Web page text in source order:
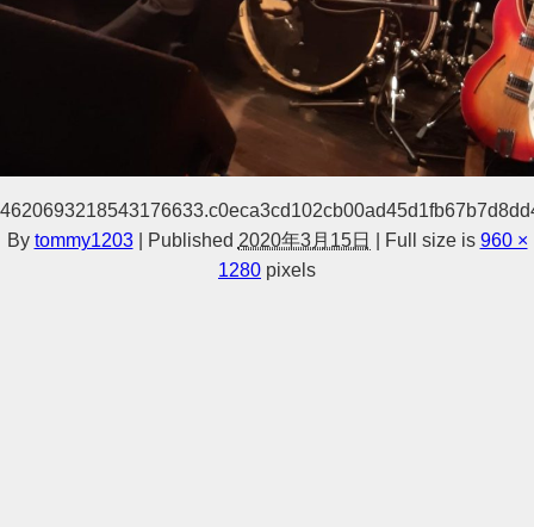
By tommy1203 Published 2020年3月15日 Full size is 960 ×
1280 pixels